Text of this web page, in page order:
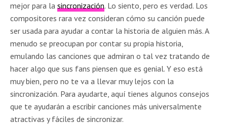
mejor para lasincronización. Lo siento, pero es verdad. Los
compositores rara vez consideran cómo su canción puede
ser usada para ayudar a contar la historia de alguien más. A
menudo se preocupan por contar su propia historia,
emulando las canciones que admiran o tal vez tratando de
hacer algo que sus fans piensen que es genial. Y eso está
muy bien, pero no te va a llevar muy lejos con la
sincronización. Para ayudarte, aquí tienes algunos consejos
que te ayudarán a escribir canciones más universalmente
atractivas y fáciles de sincronizar.